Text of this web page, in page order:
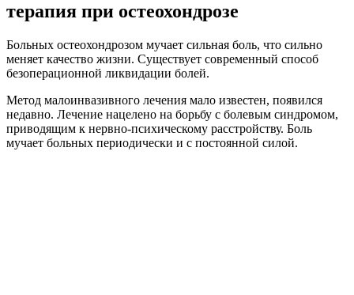
терапия при остеохондрозе
Больных остеохондрозом мучает сильная боль, что сильно
меняет качество жизни. Существует современный способ
безоперационной ликвидации болей.
Метод малоинвазивного лечения мало известен, появился
недавно. Лечение нацелено на борьбу с болевым синдромом,
приводящим к нервно-психическому расстройству. Боль
мучает больных периодически и с постоянной силой.